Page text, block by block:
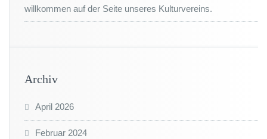
willkommen auf der Seite unseres Kulturvereins.
Archiv
April 2026
Februar 2024